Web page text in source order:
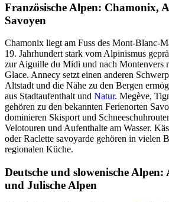
Französische Alpen: Chamonix,
Savoyen
Chamonix liegt am Fuss des Mont-Blanc-
19. Jahrhundert stark vom Alpinismus
zur Aiguille du Midi und nach Montenvers
Glace. Annecy setzt einen anderen
Altstadt und die Nähe zu den Bergen
aus Stadtaufenthalt und Natur. Megève,
gehören zu den bekannten Ferienorten
dominieren Skisport und
Velotouren und Aufenthalte am Wasser.
oder Raclette savoyarde gehören in vielen
regionalen Küche.
Deutsche und slowenische
und Julische Alpen